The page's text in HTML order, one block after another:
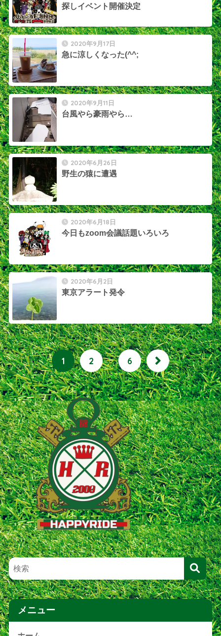
探しイベント開催決定
2020年9月17日
急に涼しくなった(^^;
2020年9月11日
台風やら豪雨やら…
2020年6月26日
野生の猿に遭遇
2020年6月18日
今日もzoom会議話題いろいろ
2020年6月2日
東京アラート発令
1 2 … 6
メニュー